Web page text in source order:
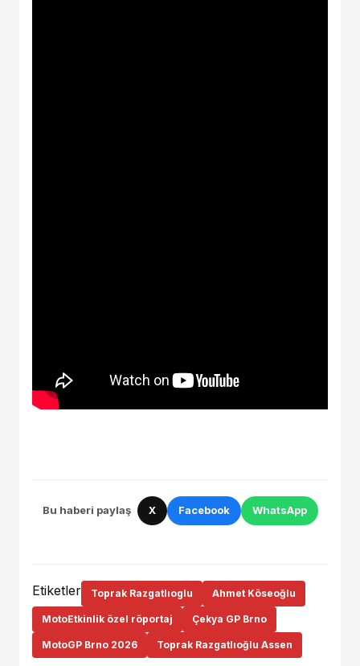
Bu haberi paylaş X Facebook WhatsApp
Etiketler Toprak Razgatlıoglu Ahmet Köseoğlu
MotoEtkinlik özel röportaj Çekya GP Brno
MotoGP Brno 2026 Toprak Razgatlıoğlu Assen